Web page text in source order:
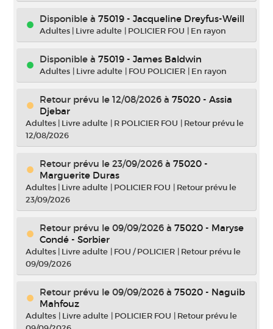
Disponible à 75019 - Jacqueline Dreyfus-Weill
Adultes | Livre adulte | POLICIER FOU | En rayon
Disponible à 75019 - James Baldwin
Adultes | Livre adulte | FOU POLICIER | En rayon
Retour prévu le 12/08/2026 à 75020 - Assia
Djebar
Adultes | Livre adulte | R POLICIER FOU | Retour prévu le
12/08/2026
Retour prévu le 23/09/2026 à 75020 -
Marguerite Duras
Adultes | Livre adulte | POLICIER FOU | Retour prévu le
23/09/2026
Retour prévu le 09/09/2026 à 75020 - Maryse
Condé - Sorbier
Adultes | Livre adulte | FOU / POLICIER | Retour prévu le
09/09/2026
Retour prévu le 09/09/2026 à 75020 - Naguib
Mahfouz
Adultes | Livre adulte | POLICIER FOU | Retour prévu le